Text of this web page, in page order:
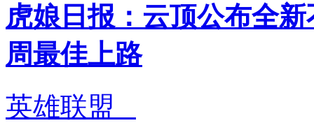
虎娘日报：云顶公布全
周最佳上路
英雄联盟